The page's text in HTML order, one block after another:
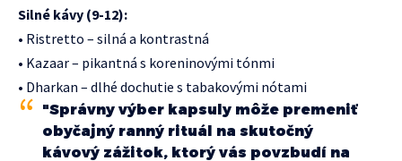
Silné kávy (9-12):
• Ristretto – silná a kontrastná
• Kazaar – pikantná s koreninovými tónmi
• Dharkan – dlhé dochutie s tabakovými nótami
"Správny výber kapsuly môže premeniť
obyčajný ranný rituál na skutočný
kávový zážitok, ktorý vás povzbudí na